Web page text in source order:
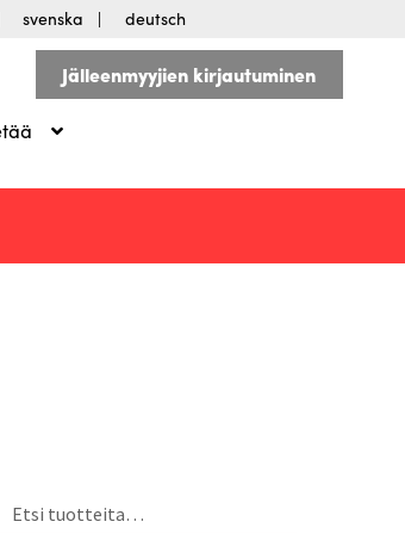
svenska deutsch
Jälleenmyyjien kirjautuminen